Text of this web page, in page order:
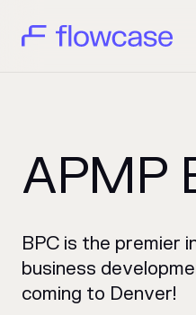
APMP
BPC is the premier
business
coming to Denver!